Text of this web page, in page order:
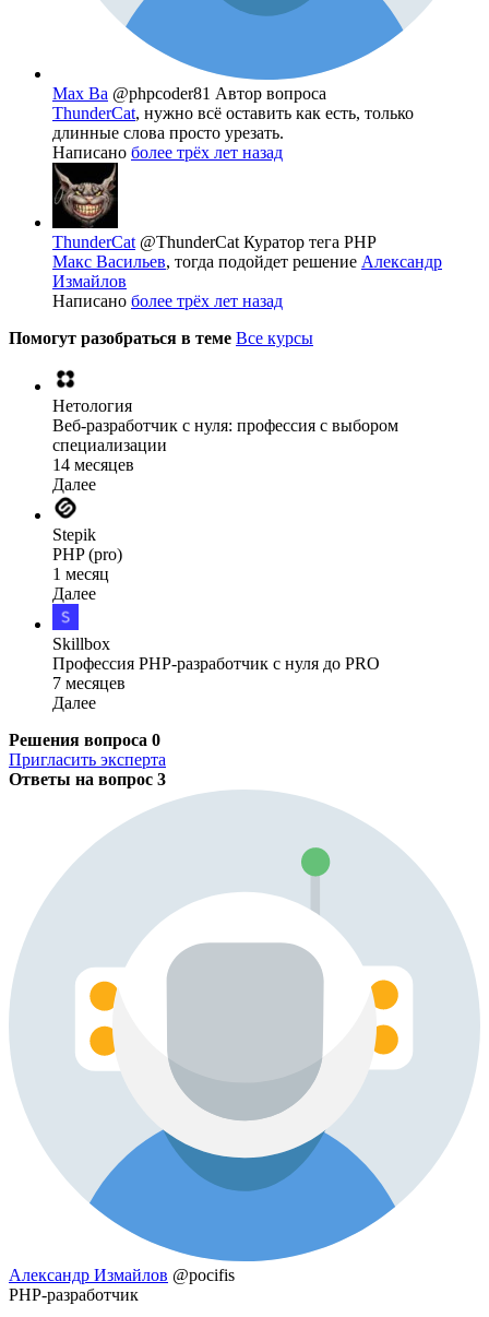
Max Ba @phpcoder81 Автор вопроса
ThunderCat, нужно всё оставить как есть, только
длинные слова просто урезать.
Написано более трёх лет назад
ThunderCat @ThunderCat Куратор тега PHP
Макс Васильев, тогда подойдет решение Александр
Измайлов
Написано более трёх лет назад
Помогут разобраться в теме Все курсы
Нетология
Веб-разработчик с нуля: профессия с выбором
специализации
14 месяцев
Далее
Stepik
PHP (pro)
1 месяц
Далее
Skillbox
Профессия PHP-разработчик с нуля до PRO
7 месяцев
Далее
Решения вопроса 0
Пригласить эксперта
Ответы на вопрос 3
Александр Измайлов @pocifis
PHP-разработчик